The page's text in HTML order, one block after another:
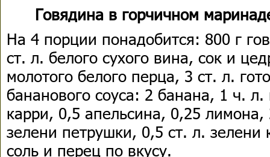
Говядина в горчичном
На 4 порции понадобится: 800 г
ст. л. белого сухого вина, сок и
молотого белого перца, 3 ст. л.
бананового соуса: 2 банана, 1 ч.
карри, 0,5 апельсина, 0,25
зелени петрушки, 0,5 ст. л.
соль и перец по вкусу.